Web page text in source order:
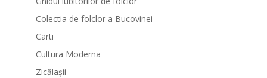
Colectia de folclor a Bucovinei
Carti
Cultura Moderna
Zicălașii